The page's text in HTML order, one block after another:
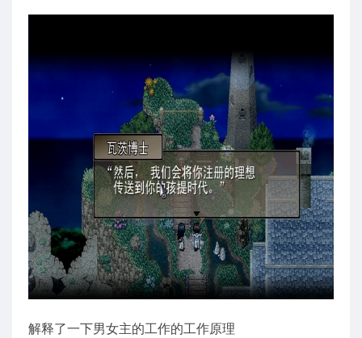
解释了一下男女主的工作的工作原理